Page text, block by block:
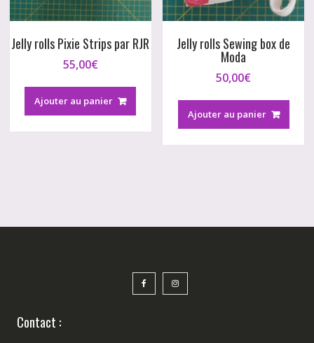
Jelly rolls Pixie Strips par RJR
55,00€
Ajouter au panier
Jelly rolls Sewing box de
Moda
50,00€
Ajouter au panier
Contact :